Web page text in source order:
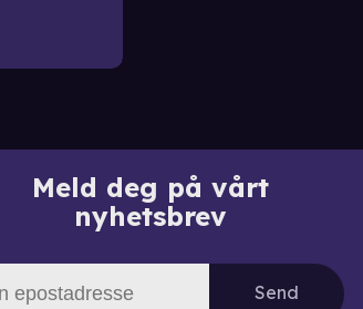
Meld deg på vårt
nyhetsbrev
Send